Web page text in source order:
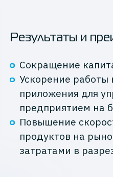
Результаты и
Сокращение
Ускорение работы
приложения для
предприятием на
Повышение
продуктов на
затратами в